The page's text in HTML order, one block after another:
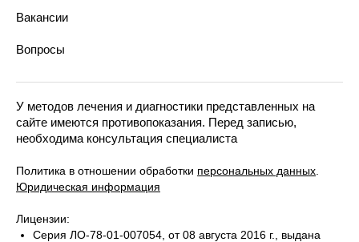
Костультация у стоматолога
Вакансии
Вопросы
У методов лечения и диагностики представленных на
сайте имеются противопоказания. Перед записью,
необходима консультация специалиста
Политика в отношении обработки персональных данных.
Юридическая информация
Лицензии:
Серия ЛО-78-01-007054, от 08 августа 2016 г., выдана